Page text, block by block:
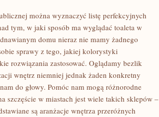
można wyznaczyć listę perfekcyjnych
tym, w jaki sposób ma wyglądać toaleta w
domu nieraz nie mamy żadnego
sprawy z tego, jakiej kolorystyki
rozwiązania zastosować. Oglądamy bezlik
wnętrz niemniej jednak żaden konkretny
do głowy. Pomóc nam mogą różnorodne
szczęście w miastach jest wiele takich sklepów –
są aranżacje wnętrza przeróżnych